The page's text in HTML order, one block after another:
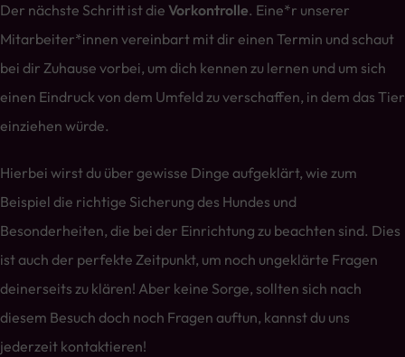
Der nächste Schritt ist die Vorkontrolle. Eine*r unserer
Mitarbeiter*innen vereinbart mit dir einen Termin und schaut
bei dir Zuhause vorbei, um dich kennen zu lernen und um sich
einen Eindruck von dem Umfeld zu verschaffen, in dem das Tier
einziehen würde.
Hierbei wirst du über gewisse Dinge aufgeklärt, wie zum
Beispiel die richtige Sicherung des Hundes und
Besonderheiten, die bei der Einrichtung zu beachten sind. Dies
ist auch der perfekte Zeitpunkt, um noch ungeklärte Fragen
deinerseits zu klären! Aber keine Sorge, sollten sich nach
diesem Besuch doch noch Fragen auftun, kannst du uns
jederzeit kontaktieren!